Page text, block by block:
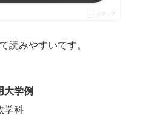
ポチップ
読みやすいです。
大学例
学科